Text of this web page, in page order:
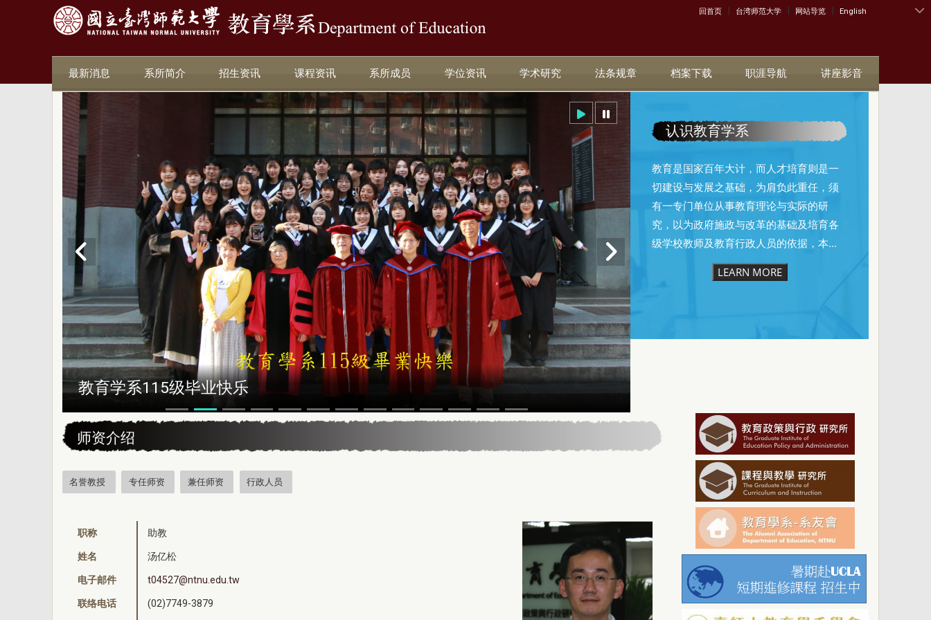
:::
回首页 | 台湾师范大学 | 网站导览 | English
最新消息 系所简介 招生资讯 课程资讯 系所成员 学位资讯 学术研究 法条规章 档案下载 职涯导航 讲座影音
教育学系115级毕业快乐
认识教育学系
教育是国家百年大计，而人才培育则是一
切建设与发展之基础，为肩负此重任，须
有一专门单位从事教育理论与实际的研
究，以为政府施政与改革的基础及培育各
级学校教师及教育行政人员的依据，本...
LEARN MORE
师资介绍
名誉教授 专任师资 兼任师资 行政人员
职称 助教
姓名 汤亿松
电子邮件 t04527@ntnu.edu.tw
联络电话 (02)7749-3879